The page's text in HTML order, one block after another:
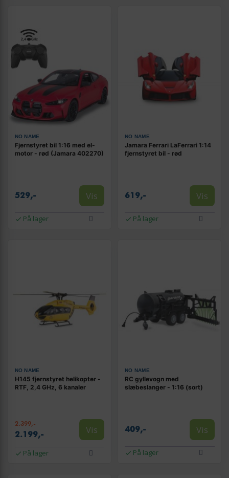
NO NAME
Fjernstyret bil 1:16 med el-
motor - rød (Jamara 402270)
529,- Vis
På lager
NO NAME
Jamara Ferrari LaFerrari 1:14
fjernstyret bil - rød
619,- Vis
På lager
NO NAME
H145 fjernstyret helikopter -
RTF, 2,4 GHz, 6 kanaler
2.399,-
2.199,- Vis
På lager
NO NAME
RC gyllevogn med
slæbeslanger - 1:16 (sort)
409,- Vis
På lager